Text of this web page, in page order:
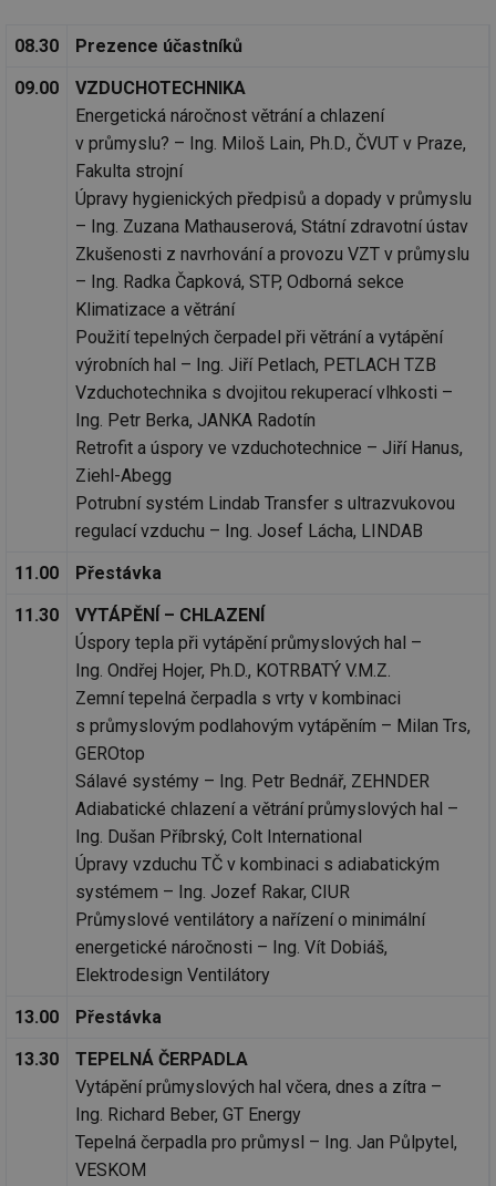
08.30
Prezence účastníků
09.00
VZDUCHOTECHNIKA
Energetická náročnost větrání a chlazení
v průmyslu? – Ing. Miloš Lain, Ph.D., ČVUT v Praze,
Fakulta strojní
Úpravy hygienických předpisů a dopady v průmyslu
– Ing. Zuzana Mathauserová, Státní zdravotní ústav
Zkušenosti z navrhování a provozu VZT v průmyslu
– Ing. Radka Čapková, STP, Odborná sekce
Klimatizace a větrání
Použití tepelných čerpadel při větrání a vytápění
výrobních hal – Ing. Jiří Petlach, PETLACH TZB
Vzduchotechnika s dvojitou rekuperací vlhkosti –
Ing. Petr Berka, JANKA Radotín
Retrofit a úspory ve vzduchotechnice – Jiří Hanus,
Ziehl-Abegg
Potrubní systém Lindab Transfer s ultrazvukovou
regulací vzduchu – Ing. Josef Lácha, LINDAB
11.00
Přestávka
11.30
VYTÁPĚNÍ – CHLAZENÍ
Úspory tepla při vytápění průmyslových hal –
Ing. Ondřej Hojer, Ph.D., KOTRBATÝ V.M.Z.
Zemní tepelná čerpadla s vrty v kombinaci
s průmyslovým podlahovým vytápěním – Milan Trs,
GEROtop
Sálavé systémy – Ing. Petr Bednář, ZEHNDER
Adiabatické chlazení a větrání průmyslových hal –
Ing. Dušan Příbrský, Colt International
Úpravy vzduchu TČ v kombinaci s adiabatickým
systémem – Ing. Jozef Rakar, CIUR
Průmyslové ventilátory a nařízení o minimální
energetické náročnosti – Ing. Vít Dobiáš,
Elektrodesign Ventilátory
13.00
Přestávka
13.30
TEPELNÁ ČERPADLA
Vytápění průmyslových hal včera, dnes a zítra –
Ing. Richard Beber, GT Energy
Tepelná čerpadla pro průmysl – Ing. Jan Půlpytel,
VESKOM